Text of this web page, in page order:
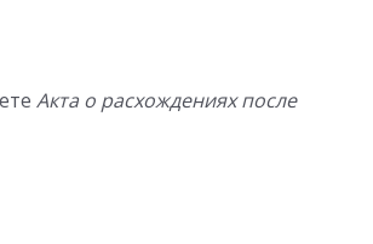
Акта о расхождениях после